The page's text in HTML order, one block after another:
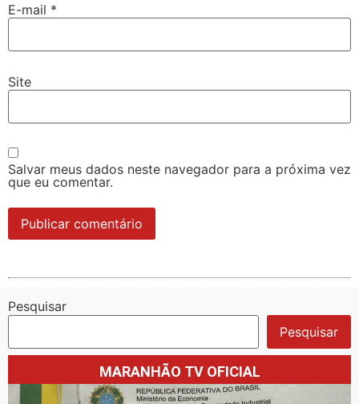
E-mail *
Site
Salvar meus dados neste navegador para a próxima vez
que eu comentar.
Pesquisar
Pesquisar
MARANHÃO TV OFICIAL